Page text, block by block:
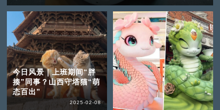
今日风景｜上班期间“胖
揍”同事？山西守塔猫“萌
态百出”
2025-02-08